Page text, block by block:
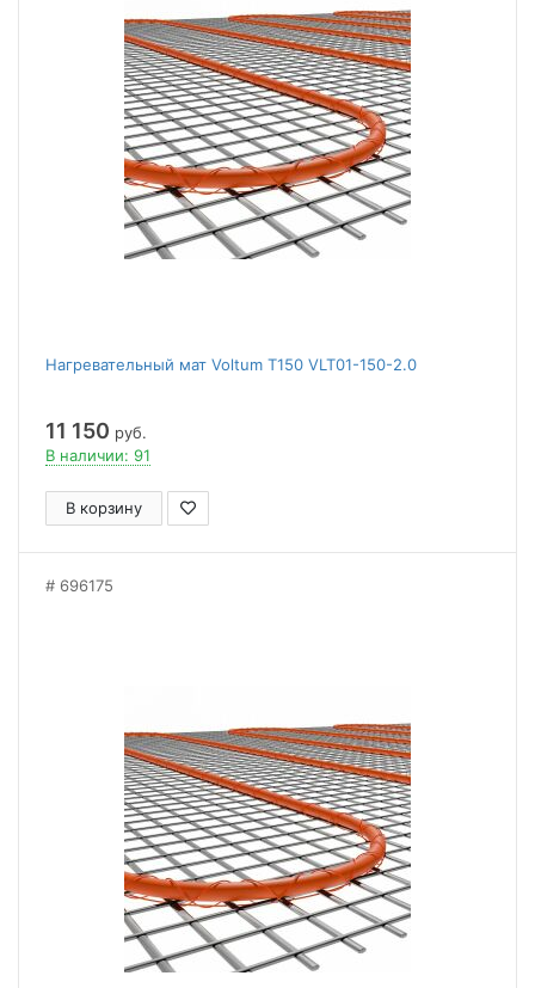
Нагревательный мат Voltum Т150 VLT01-150-2.0
11 150 руб.
В наличии: 91
В корзину
696175